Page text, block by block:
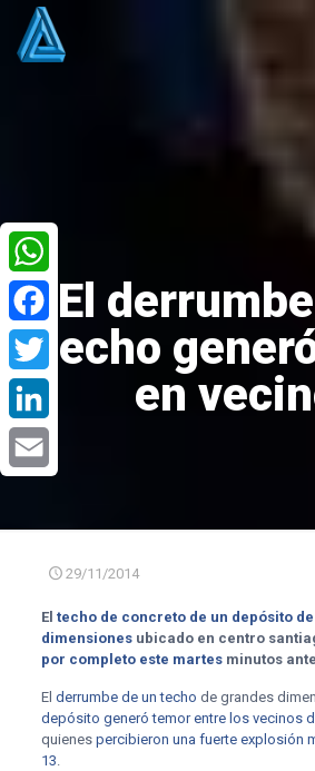
El
techo
en
29/11/2014
El techo de concreto de un depósito
dimensionesubicado en centro
por completo este martesminutos
El derrumbe de un techo de grandes
depósito generó temor entre los vecinos
quienes percibieron una fuerte explosión
13.
WhatsApp
Facebook
Twitter
LinkedIn